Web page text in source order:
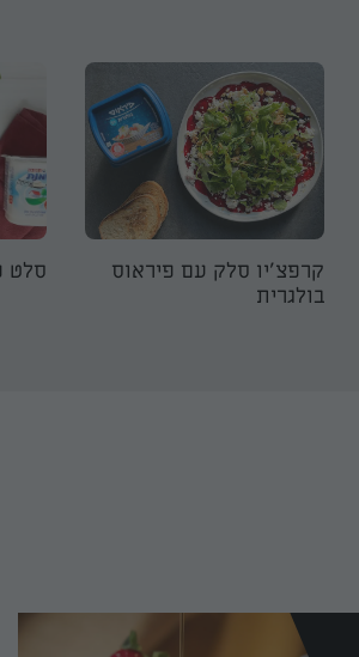
קרפצ'יו סלק עם פיראוס
בולגרית
סלט